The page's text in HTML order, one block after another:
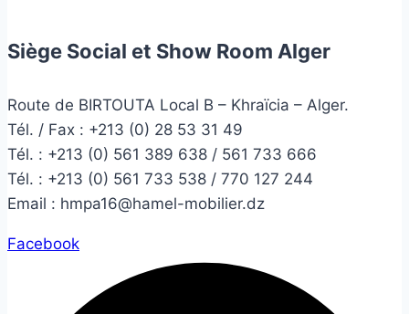
Siège Social et Show Room Alger
Route de BIRTOUTA Local B – Khraïcia – Alger.
Tél. / Fax : +213 (0) 28 53 31 49
Tél. : +213 (0) 561 389 638 / 561 733 666
Tél. : +213 (0) 561 733 538 / 770 127 244
Email : hmpa16@hamel-mobilier.dz
Facebook